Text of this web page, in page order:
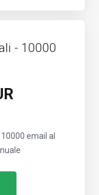
- 10000
email al